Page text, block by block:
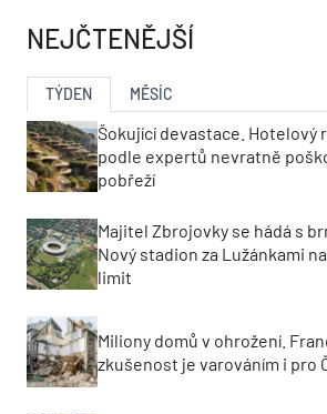
NEJČTENĚJŠÍ
TÝDEN MĚSÍC
Šokující devastace. Hotelový
podle expertů nevratně
pobřeží
Majitel Zbrojovky se hádá s
Nový stadion za Lužánkami
limit
Miliony domů v ohrožení.
zkušenost je varováním i pro